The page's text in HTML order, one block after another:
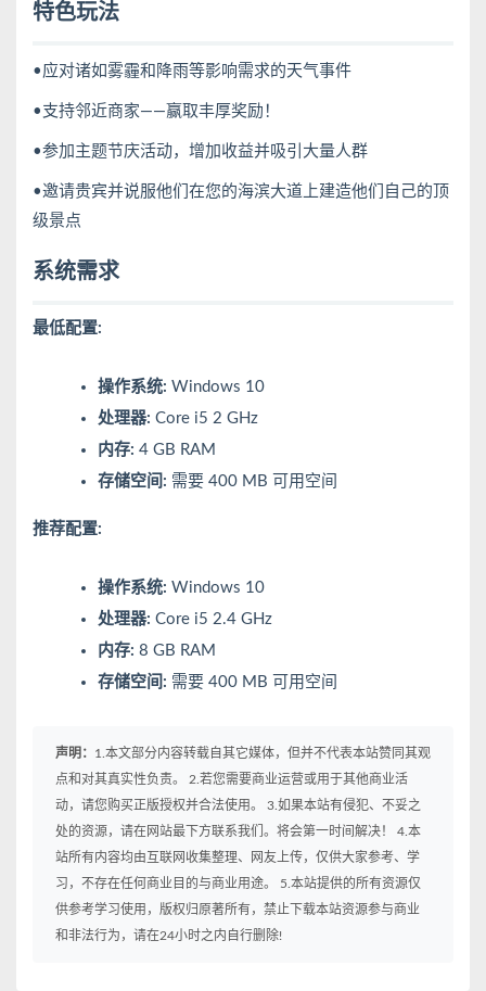
特色玩法
•应对诸如雾霾和降雨等影响需求的天气事件
•支持邻近商家——赢取丰厚奖励！
•参加主题节庆活动，增加收益并吸引大量人群
•邀请贵宾并说服他们在您的海滨大道上建造他们自己的顶
级景点
系统需求
最低配置:
操作系统: Windows 10
处理器: Core i5 2 GHz
内存: 4 GB RAM
存储空间: 需要 400 MB 可用空间
推荐配置:
操作系统: Windows 10
处理器: Core i5 2.4 GHz
内存: 8 GB RAM
存储空间: 需要 400 MB 可用空间
声明： 1.本文部分内容转载自其它媒体，但并不代表本站赞同其观
点和对其真实性负责。 2.若您需要商业运营或用于其他商业活
动，请您购买正版授权并合法使用。 3.如果本站有侵犯、不妥之
处的资源，请在网站最下方联系我们。将会第一时间解决！ 4.本
站所有内容均由互联网收集整理、网友上传，仅供大家参考、学
习，不存在任何商业目的与商业用途。 5.本站提供的所有资源仅
供参考学习使用，版权归原著所有，禁止下载本站资源参与商业
和非法行为，请在24小时之内自行删除!